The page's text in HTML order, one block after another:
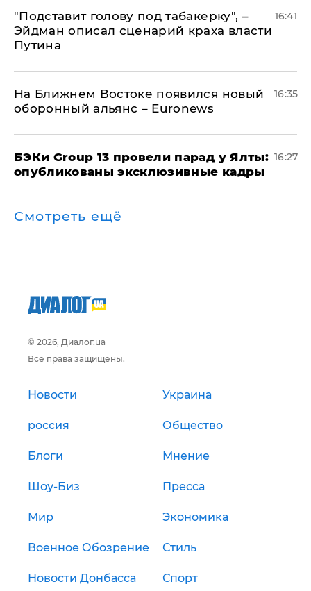
​"Подставит голову под табакерку", –
Эйдман описал сценарий краха власти
Путина
16:41
На Ближнем Востоке появился новый
оборонный альянс – Euronews
16:35
​БЭКи Group 13 провели парад у Ялты:
опубликованы эксклюзивные кадры
16:27
Смотреть ещё
© 2026, Диалог.ua
Все права защищены.
Новости Украина
россия Общество
Блоги Мнение
Шоу-Биз Пресса
Мир Экономика
Военное Обозрение Стиль
Новости Донбасса Спорт